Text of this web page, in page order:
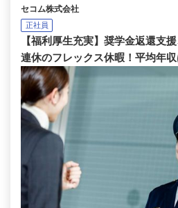
セコム株式会社
正社員
【福利厚生充実】奨学金返還支
連休のフレックス休暇！平均年収